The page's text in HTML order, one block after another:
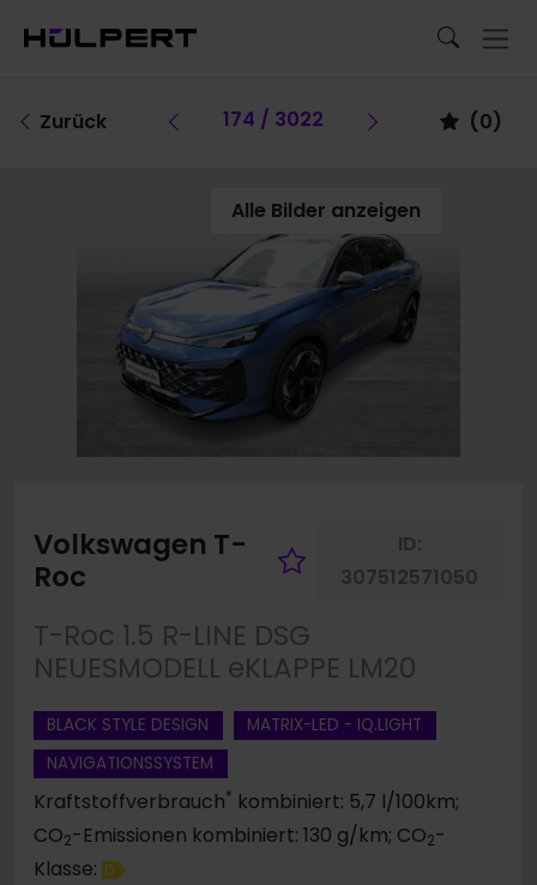
Zurück Vorheriges Fahrzeug
174 / 3022 Vorheriges
(0)
Alle Bilder anzeigen
Volkswagen T-
Roc
Fahrzeug
ID:
307512571050
T-Roc 1.5 R-LINE DSG
NEUESMODELL eKLAPPE LM20
BLACK STYLE DESIGN
MATRIX-LED - IQ.LIGHT
NAVIGATIONSSYSTEM
Kraftstoffverbrauch* kombiniert: 5,7 l/100km;
CO2-Emissionen kombiniert: 130 g/km; CO2-
Klasse: D